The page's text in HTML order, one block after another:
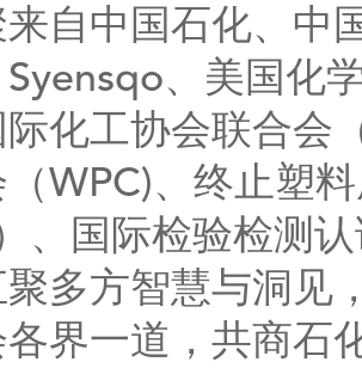
自中国石化、中
、美国化
化工协会联合会
WPC)、终止塑
、国际检验检测
多方智慧与洞见
界一道，共商石